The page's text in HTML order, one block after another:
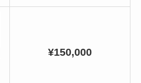
¥150,000